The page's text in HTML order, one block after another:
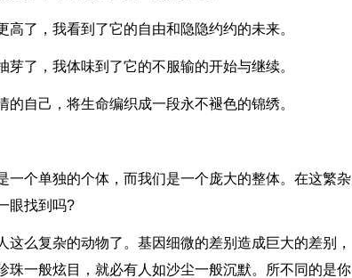
了，我看到了它的自由和隐隐约约的未来。
了，我体味到了它的不服输的开始与继续。
自己，将生命编织成一段永不褪色的锦绣。
一个单独的个体，而我们是一个庞大的整体。在这繁杂
眼找到吗?
么复杂的动物了。基因细微的差别造成巨大的差别，
珠一般炫目，就必有人如沙尘一般沉默。所不同的是你